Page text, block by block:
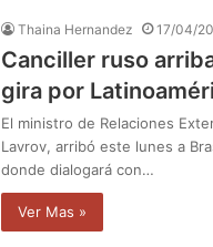
Thaina Hernandez 17/04/
Canciller ruso
gira por
El ministro de Relaciones
Lavrov, arribó este lunes a
donde dialogará con…
Ver Mas »